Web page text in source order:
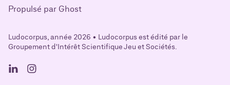
Propulsé par Ghost
Ludocorpus, année 2026 • Ludocorpus est édité par le
Groupement d'Intérêt Scientifique Jeu et Sociétés.